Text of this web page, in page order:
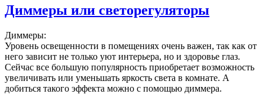
Диммеры или светорегуляторы
Диммеры:
Уровень освещенности в помещениях очень важен, так как от
него зависит не только уют интерьера, но и здоровье глаз.
Сейчас все большую популярность приобретает возможность
увеличивать или уменьшать яркость света в комнате. А
добиться такого эффекта можно с помощью диммера.